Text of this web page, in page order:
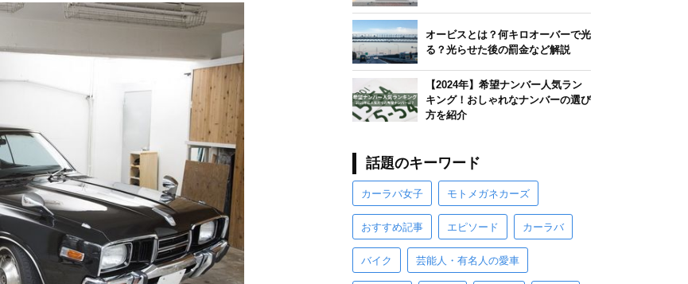
オービスとは？何キロオーバーで光
る？光らせた後の罰金など解説
【2024年】希望ナンバー人気ラン
キング！おしゃれなナンバーの選び
方を紹介
話題のキーワード
カーラバ女子 モトメガネカーズ
おすすめ記事 エピソード カーラバ
バイク 芸能人・有名人の愛車